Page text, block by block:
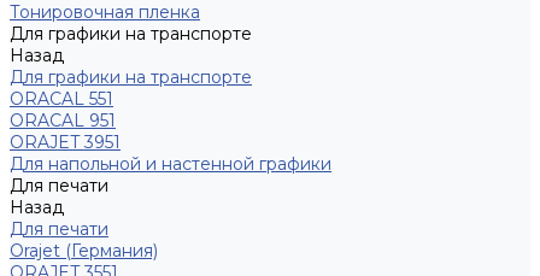
Тонировочная пленка
Для графики на транспорте
Назад
Для графики на транспорте
ORACAL 551
ORACAL 951
ORAJET 3951
Для напольной и настенной графики
Для печати
Назад
Для печати
Orajet (Германия)